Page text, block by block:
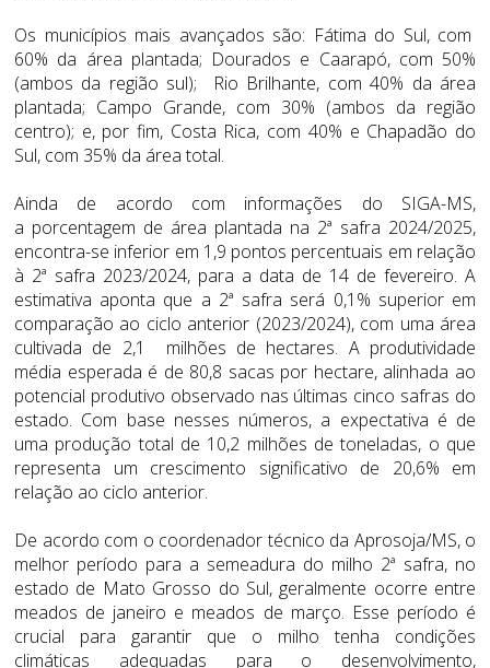
Os municípios mais avançados são: Fátima do Sul, com
60% da área plantada; Dourados e Caarapó, com 50%
(ambos da região sul); Rio Brilhante, com 40% da área
plantada; Campo Grande, com 30% (ambos da região
centro); e, por fim, Costa Rica, com 40% e Chapadão do
Sul, com 35% da área total.
Ainda de acordo com informações do SIGA-MS,
a porcentagem de área plantada na 2ª safra 2024/2025,
encontra-se inferior em 1,9 pontos percentuais em relação
à 2ª safra 2023/2024, para a data de 14 de fevereiro. A
estimativa aponta que a 2ª safra será 0,1% superior em
comparação ao ciclo anterior (2023/2024), com uma área
cultivada de 2,1 milhões de hectares. A produtividade
média esperada é de 80,8 sacas por hectare, alinhada ao
potencial produtivo observado nas últimas cinco safras do
estado. Com base nesses números, a expectativa é de
uma produção total de 10,2 milhões de toneladas, o que
representa um crescimento significativo de 20,6% em
relação ao ciclo anterior.
De acordo com o coordenador técnico da Aprosoja/MS, o
melhor período para a semeadura do milho 2ª safra, no
estado de Mato Grosso do Sul, geralmente ocorre entre
meados de janeiro e meados de março. Esse período é
crucial para garantir que o milho tenha condições
climáticas adequadas para o desenvolvimento,